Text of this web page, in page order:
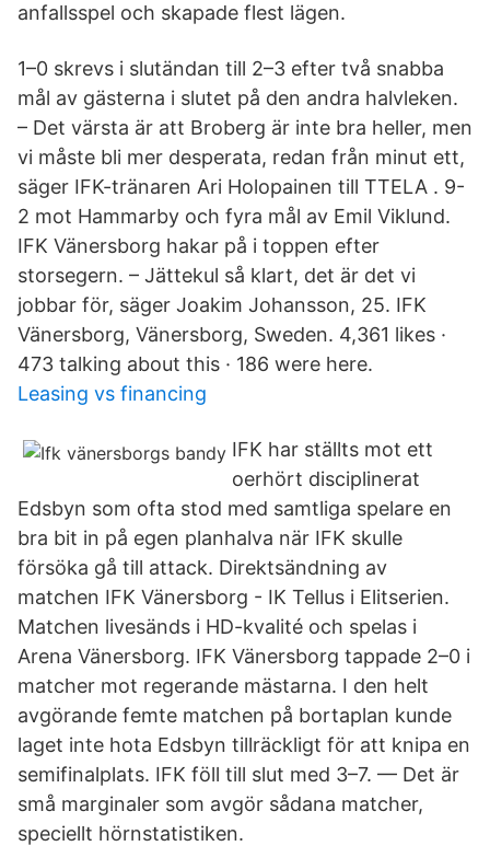
anfallsspel och skapade flest lägen.
1–0 skrevs i slutändan till 2–3 efter två snabba
mål av gästerna i slutet på den andra halvleken.
– Det värsta är att Broberg är inte bra heller, men
vi måste bli mer desperata, redan från minut ett,
säger IFK-tränaren Ari Holopainen till TTELA . 9-
2 mot Hammarby och fyra mål av Emil Viklund.
IFK Vänersborg hakar på i toppen efter
storsegern. – Jättekul så klart, det är det vi
jobbar för, säger Joakim Johansson, 25. IFK
Vänersborg, Vänersborg, Sweden. 4,361 likes ·
473 talking about this · 186 were here.
Leasing vs financing
IFK har ställts mot ett
oerhört disciplinerat
Edsbyn som ofta stod med samtliga spelare en
bra bit in på egen planhalva när IFK skulle
försöka gå till attack. Direktsändning av
matchen IFK Vänersborg - IK Tellus i Elitserien.
Matchen livesänds i HD-kvalité och spelas i
Arena Vänersborg. IFK Vänersborg tappade 2–0 i
matcher mot regerande mästarna. I den helt
avgörande femte matchen på bortaplan kunde
laget inte hota Edsbyn tillräckligt för att knipa en
semifinalplats. IFK föll till slut med 3–7. — Det är
små marginaler som avgör sådana matcher,
speciellt hörnstatistiken.